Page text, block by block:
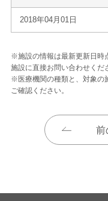
2018年04月01日
※施設の情報は最新更新日時
施設に直接お問い合わせくだ
※医療機関の種類と、対象の
ご確認ください。
前